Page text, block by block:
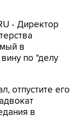
- Директор
в
по "делу
отпустите его
в